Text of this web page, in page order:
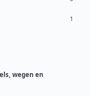
1
wegen en